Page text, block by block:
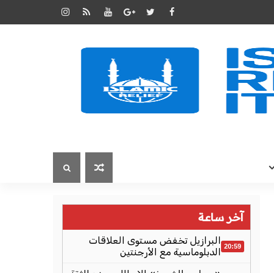
آخر ساعة
20:59 البرازيل تخفض مستوى العلاقات
الدبلوماسية مع الأرجنتين